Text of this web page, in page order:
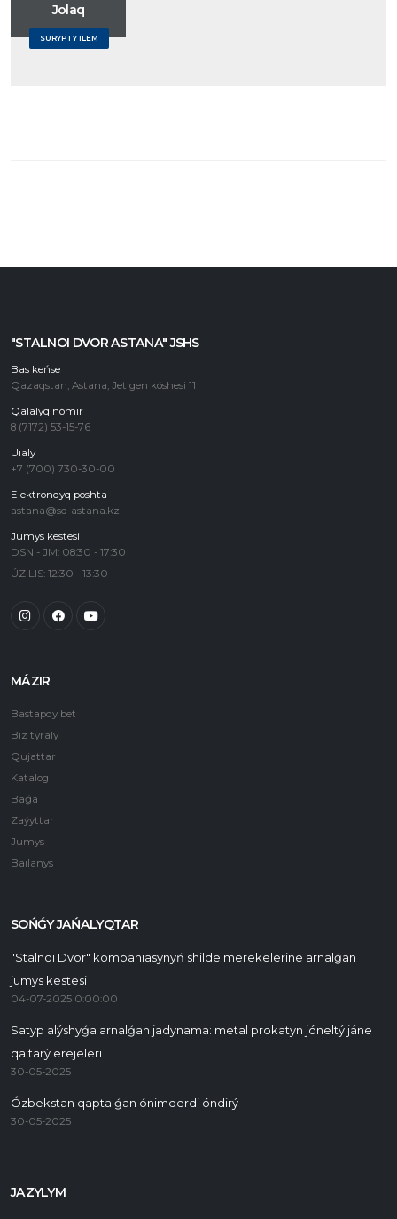
Jolaq
SURYPTY ILEM
"STALNOI DVOR ASTANA" JSHS
Bas keńse
Qazaqstan, Astana, Jetigen kóshesi 11
Qalalyq nómir
8 (7172) 53-15-76
Uıaly
+7 (700) 730-30-00
Elektrondyq poshta
astana@sd-astana.kz
Jumys kestesi
DSN - JM: 08:30 - 17:30
ÚZILIS: 12:30 - 13:30
MÁZIR
Bastapqy bet
Biz týraly
Qujattar
Katalog
Baǵa
Zaýyttar
Jumys
Baılanys
SOŃǴY JAŃALYQTAR
"Stalnoı Dvor" kompanıasynyń shilde merekelerine arnalǵan
jumys kestesi
04-07-2025 0:00:00
Satyp alýshyǵa arnalǵan jadynama: metal prokatyn jóneltý jáne
qaıtarý erejeleri
30-05-2025
Ózbekstan qaptalǵan ónimderdi óndirý
30-05-2025
JAZYLYM